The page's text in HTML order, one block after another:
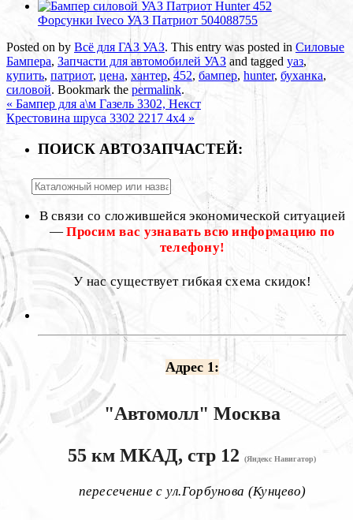
Форсунки Iveco УАЗ Патриот 504088755
Posted on by Всё для ГАЗ УАЗ. This entry was posted in Силовые
Бампера, Запчасти для автомобилей УАЗ and tagged уаз,
купить, патриот, цена, хантер, 452,бампер, hunter, буханка,
силовой. Bookmark the permalink.
« Бампер для а\м Газель 3302, Некст
Крестовина шруса 3302 2217 4х4 »
ПОИСК АВТОЗАПЧАСТЕЙ:
В связи со сложившейся экономической ситуацией
—Просим вас узнавать всю информацию по
телефону!
У нас существует гибкая схема скидок!
Адрес 1:
"Автомолл" Москва
55 км МКАД, стр 12 (Яндекс Навигатор)
пересечение с ул.Горбунова (Кунцево)